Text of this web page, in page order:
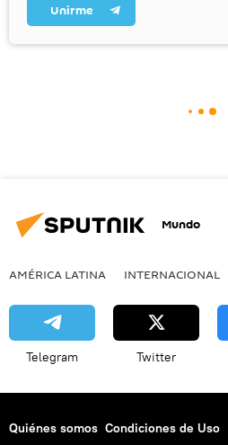
Unirme
Mundo
AMÉRICA LATINA INTERNACIONAL
Telegram Twitter
Quiénes somos Condiciones de Uso